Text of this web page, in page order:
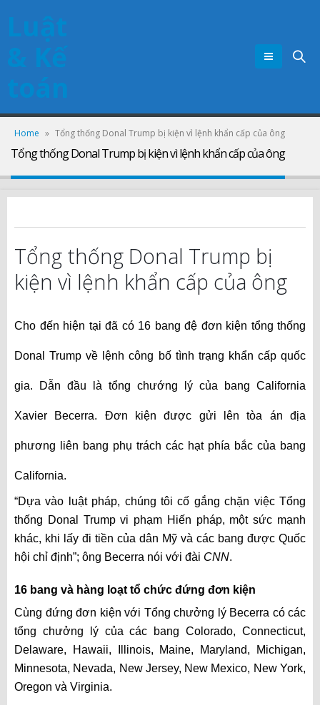
Luật
& Kế
toán
Home » Tổng thống Donal Trump bị kiện vì lệnh khẩn cấp của ông
Tổng thống Donal Trump bị kiện vì lệnh khẩn cấp của ông
Tổng thống Donal Trump bị
kiện vì lệnh khẩn cấp của ông
Cho đến hiện tại đã có 16 bang đệ đơn kiện tổng thống
Donal Trump về lệnh công bố tình trạng khẩn cấp quốc
gia. Dẫn đầu là tổng chướng lý của bang California
Xavier Becerra. Đơn kiện được gửi lên tòa án địa
phương liên bang phụ trách các hạt phía bắc của bang
California.
“Dựa vào luật pháp, chúng tôi cố gắng chặn việc Tổng
thống Donal Trump vi phạm Hiến pháp, một sức mạnh
khác, khi lấy đi tiền của dân Mỹ và các bang được Quốc
hội chỉ định”; ông Becerra nói với đài CNN.
16 bang và hàng loạt tổ chức đứng đơn kiện
Cùng đứng đơn kiện với Tổng chưởng lý Becerra có các
tổng chưởng lý của các bang Colorado, Connecticut,
Delaware, Hawaii, Illinois, Maine, Maryland, Michigan,
Minnesota, Nevada, New Jersey, New Mexico, New York,
Oregon và Virginia.